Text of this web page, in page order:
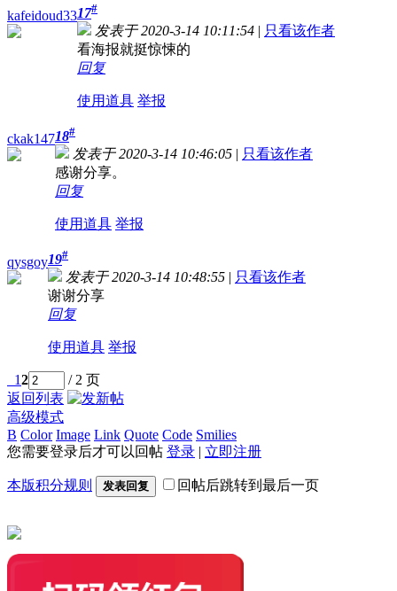
kafeidoud3317#
发表于 2020-3-14 10:11:54 | 只看该作者
看海报就挺惊悚的
回复
使用道具 举报
ckak14718#
发表于 2020-3-14 10:46:05 | 只看该作者
感谢分享。
回复
使用道具 举报
qysgoy19#
发表于 2020-3-14 10:48:55 | 只看该作者
谢谢分享
回复
使用道具 举报
12
/ 2 页
返回列表
高级模式
B Color Image Link Quote Code Smilies
您需要登录后才可以回帖 登录 | 立即注册
本版积分规则 发表回复 回帖后跳转到最后一页